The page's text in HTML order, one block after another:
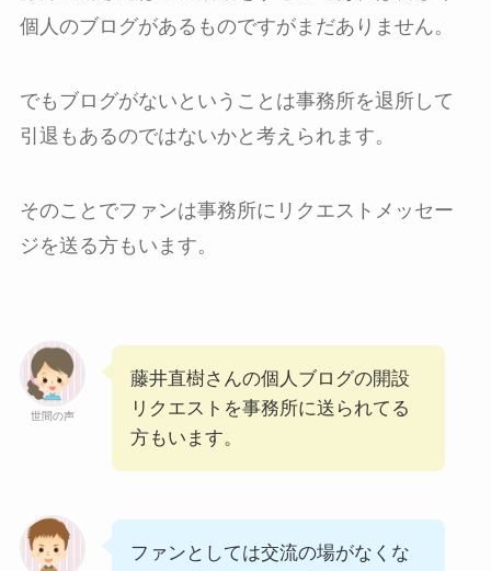
個人のブログがあるものですがまだありません。
でもブログがないということは事務所を退所して
引退もあるのではないかと考えられます。
そのことでファンは事務所にリクエストメッセー
ジを送る方もいます。
世間の声
藤井直樹さんの個人ブログの開設
リクエストを事務所に送られてる
方もいます。
ファンとしては交流の場がなくな